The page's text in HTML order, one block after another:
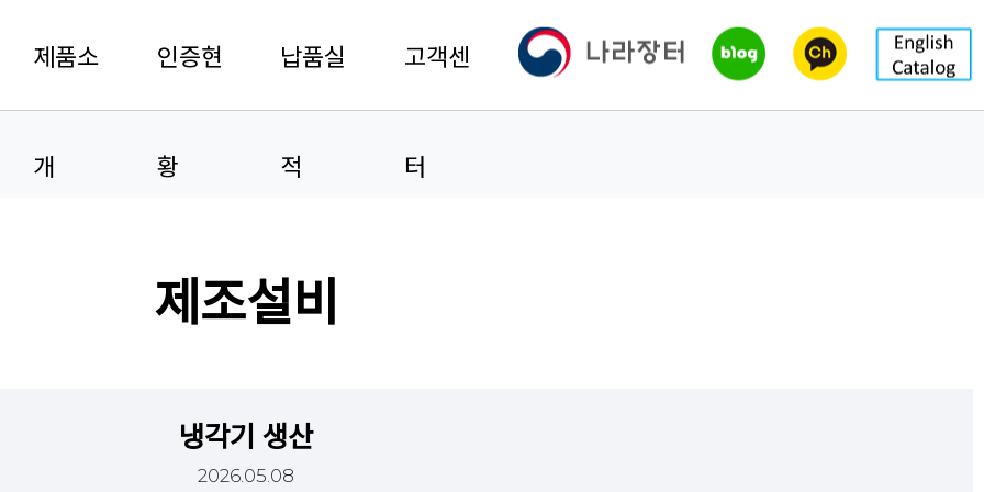
제품소
개
인증현
황
납품실
적
고객센
터
제조설비
냉각기 생산
2026.05.08